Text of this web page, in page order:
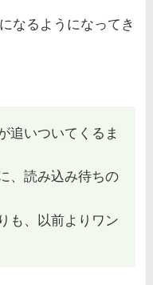
なるようになってき
追いついてくるま
、読み込み待ちの
も、以前よりワン